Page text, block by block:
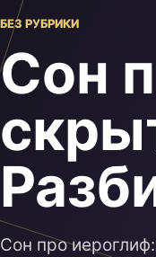
БЕЗ РУБРИКИ
Сон
Сон про